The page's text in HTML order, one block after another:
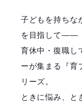
子どもを持ちな
を目指して――
育休中・復職し
ーが集まる『育
リーズ。
ときに悩み、と